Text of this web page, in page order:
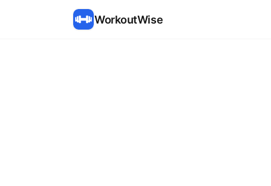
WorkoutWise